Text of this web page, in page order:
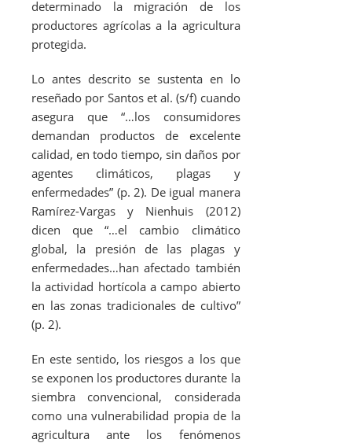
determinado la migración de los
productores agrícolas a la agricultura
protegida.
Lo antes descrito se sustenta en lo
reseñado por Santos et al. (s/f) cuando
asegura que “…los consumidores
demandan productos de excelente
calidad, en todo tiempo, sin daños por
agentes climáticos, plagas y
enfermedades” (p. 2). De igual manera
Ramírez-Vargas y Nienhuis (2012)
dicen que “…el cambio climático
global, la presión de las plagas y
enfermedades…han afectado también
la actividad hortícola a campo abierto
en las zonas tradicionales de cultivo”
(p. 2).
En este sentido, los riesgos a los que
se exponen los productores durante la
siembra convencional, considerada
como una vulnerabilidad propia de la
agricultura ante los fenómenos